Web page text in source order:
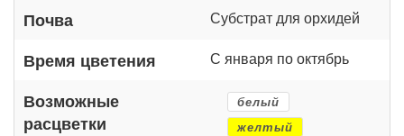
Почва Субстрат для орхидей
Время цветения С января по октябрь
Возможные
расцветки
белый
желтый